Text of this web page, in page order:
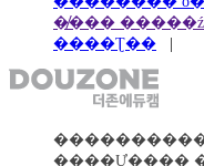
�̸���
����Ʈ��
|
����Ư����